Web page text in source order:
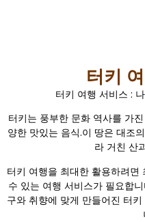
터키
터키 여행 서비스 :
터키는 풍부한 문화 역사를 가
양한 맛있는 음식.이 땅은 대조
라 거친 산
터키 여행을 최대한 활용하려
수 있는 여행 서비스가 필요합
구와 취향에 맞게 만들어진 터